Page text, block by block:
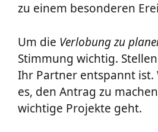
zu einem besonderen
Um die Verlobung zu
Stimmung wichtig. Stellen
Ihr Partner entspannt ist.
es, den Antrag zu
wichtige Projekte geht.